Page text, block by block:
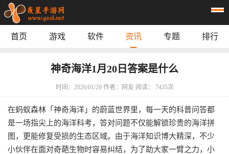
榜单
首页 游戏 软件 资讯 专题 排行
神奇海洋1月20日答案是什么
时间：2026/01/20 作者：网友 阅读： 7435次
在蚂蚁森林「神奇海洋」的蔚蓝世界里，每一天的科普问答都
是一场指尖上的海洋科考，答对问题不仅能解锁珍贵的海洋拼
图，更能修复受损的生态区域。由于海洋知识博大精深，不少
小伙伴在面对奇葩生物时容易纠结，为了助大家一臂之力，小